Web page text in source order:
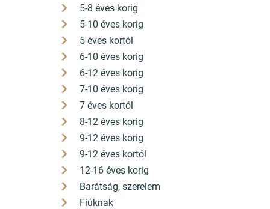
5-8 éves korig
5-10 éves korig
5 éves kortól
6-10 éves korig
6-12 éves korig
7-10 éves korig
7 éves kortól
8-12 éves korig
9-12 éves korig
9-12 éves kortól
12-16 éves korig
Barátság, szerelem
Fiúknak